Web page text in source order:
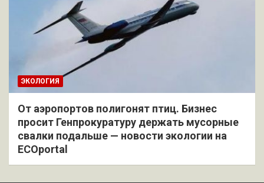
ЭКОЛОГИЯ
От аэропортов полигонят птиц. Бизнес
просит Генпрокуратуру держать мусорные
свалки подальше — новости экологии на
ECOportal